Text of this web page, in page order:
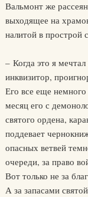
Вальмонт же
выходящее на
налитой в прострой
– Когда это я
инквизитор,
Его все еще
месяц его с
святого ордена,
поддевает
опасных ветвей
очереди, за право
Вот только не за
А за запасами